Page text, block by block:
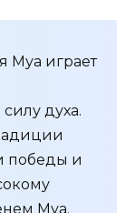
Муа играет
духа.
победы и
Муа.